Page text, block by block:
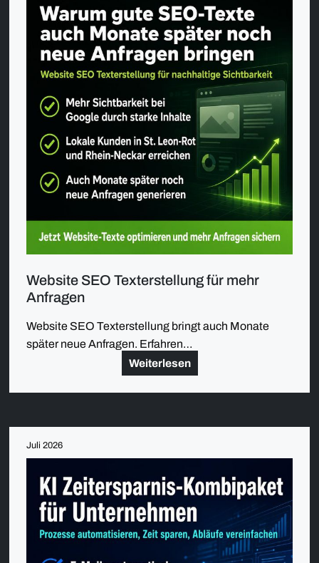
Website SEO Texterstellung für mehr
Anfragen
Website SEO Texterstellung bringt auch Monate
später neue Anfragen. Erfahren…
Weiterlesen
Juli 2026